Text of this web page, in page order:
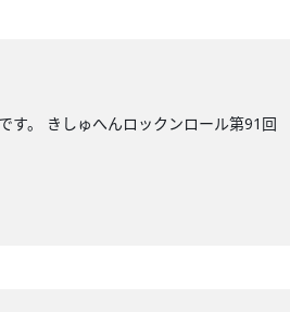
。 きしゅへんロックンロール第91回